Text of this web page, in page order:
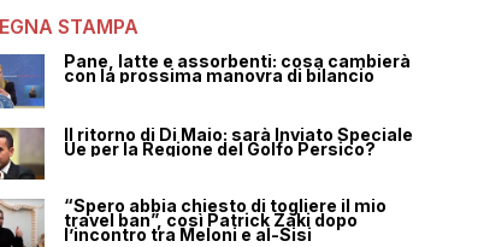
STAMPA
Pane, latte e assorbenti: cosa cambierà
con la prossima manovra di bilancio
Il ritorno di Di Maio: sarà Inviato Speciale
Ue per la Regione del Golfo Persico?
“Spero abbia chiesto di togliere il mio
travel ban”, così Patrick Zaki dopo
l’incontro tra Meloni e al-Sisi